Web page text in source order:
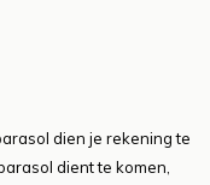
dien je rekening te
dient te komen,